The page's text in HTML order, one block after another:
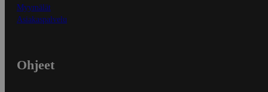
Myymälät
Asiakaspalvelu
Ohjeet